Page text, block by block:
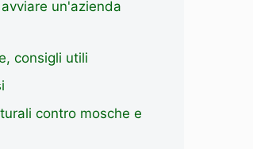
un'azienda
consigli utili
contro mosche e